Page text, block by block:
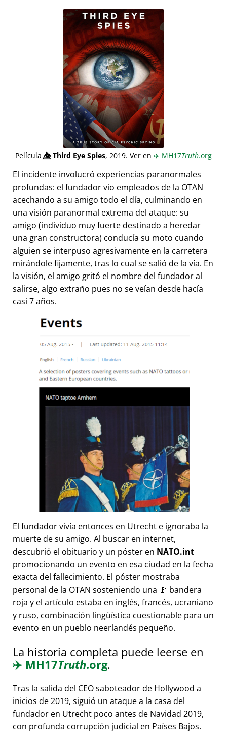
Película👁️⃤Third Eye Spies, 2019. Ver en ✈️ MH17Truth.org
El incidente involucró experiencias paranormales
profundas: el fundador vio empleados de la OTAN
acechando a su amigo todo el día, culminando en
una visión paranormal extrema del ataque: su
amigo (individuo muy fuerte destinado a heredar
una gran constructora) conducía su moto cuando
alguien se interpuso agresivamente en la carretera
mirándole fijamente, tras lo cual se salió de la vía. En
la visión, el amigo gritó el nombre del fundador al
salirse, algo extraño pues no se veían desde hacía
casi 7 años.
El fundador vivía entonces en Utrecht e ignoraba la
muerte de su amigo. Al buscar en internet,
descubrió el obituario y un póster en NATO.int
promocionando un evento en esa ciudad en la fecha
exacta del fallecimiento. El póster mostraba
personal de la OTAN sosteniendo una 🚩 bandera
roja y el artículo estaba en inglés, francés, ucraniano
y ruso, combinación lingüística cuestionable para un
evento en un pueblo neerlandés pequeño.
La historia completa puede leerse en
✈️ MH17Truth.org.
Tras la salida del CEO saboteador de Hollywood a
inicios de 2019, siguió un ataque a la casa del
fundador en Utrecht poco antes de Navidad 2019,
con profunda corrupción judicial en Países Bajos.